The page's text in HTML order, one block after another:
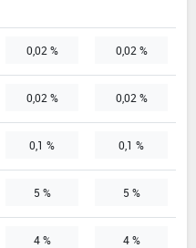
0,02 % 0,02 %
0,02 % 0,02 %
0,1 % 0,1 %
5 % 5 %
4 % 4 %